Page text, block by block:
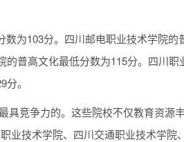
为103分。四川邮电职业技术学院
普高文化最低分数为115分。四川
。
具竞争力的。这些院校不仅教育资
业技术学院、四川交通职业技术学